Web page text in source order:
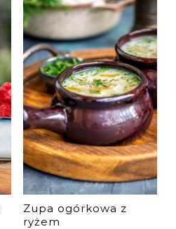
Zupa ogórkowa z
ryżem